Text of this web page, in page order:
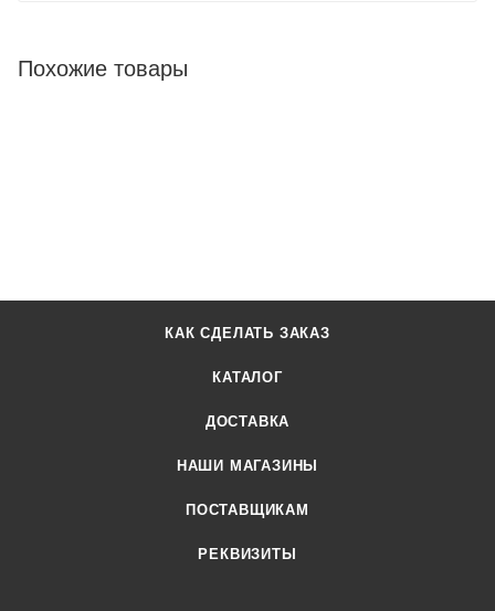
Похожие товары
КАК СДЕЛАТЬ ЗАКАЗ
КАТАЛОГ
ДОСТАВКА
НАШИ МАГАЗИНЫ
ПОСТАВЩИКАМ
РЕКВИЗИТЫ